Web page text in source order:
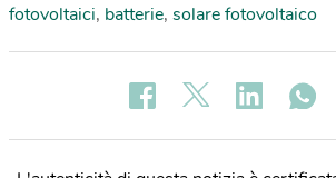
fotovoltaici, batterie, solare fotovoltaico